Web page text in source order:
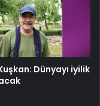
Dünyayı iyilik